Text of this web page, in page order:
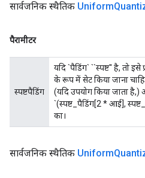
सार्वजनिक स्थैतिक Uniform
पैरामीटर
स्पष्टपैडिंग
यदि `पैडिंग` ``स्पष्ट'' है, तो
के रूप में सेट किया जाना
(यदि उपयोग किया जाता
`(स्पष्ट_पैडिंग[2 * आई],
का।
सार्वजनिक स्थैतिक Uniform